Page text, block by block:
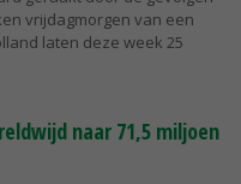
vrijdagmorgen van een
laten deze week 25
naar 71,5 miljoen